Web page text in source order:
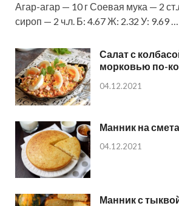
Агар-агар — 10 г Соевая мука — 2
сироп — 2 ч.л. Б: 4.67 Ж: 2.32 У: 9.69 …
Салат с
морковью по-
04.12.2021
Манник на
04.12.2021
Манник с